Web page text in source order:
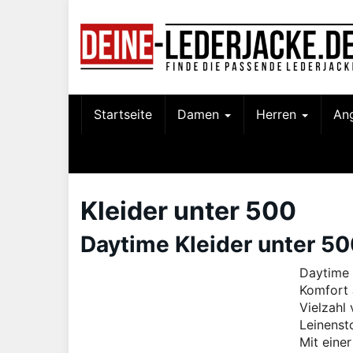
Startseite Damen Herren
Kleider unter 500
Daytime Kleider unter
Komfort
Vielzahl
Mit